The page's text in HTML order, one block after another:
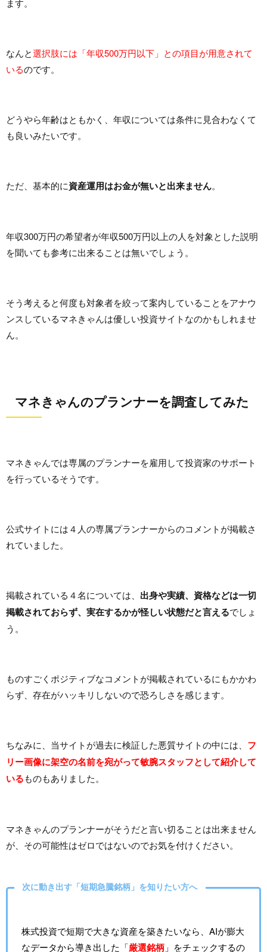
なんと選択肢には「年収500万円以下」との項目が用意されて
いるのです。
どうやら年齢はともかく、年収については条件に見合わなくて
も良いみたいです。
ただ、基本的に資産運用はお金が無いと出来ません。
年収300万円の希望者が年収500万円以上の人を対象とした説明
を聞いても参考に出来ることは無いでしょう。
そう考えると何度も対象者を絞って案内していることをアナウ
ンスしているマネきゃんは優しい投資サイトなのかもしれませ
ん。
マネきゃんのプランナーを調査してみた
マネきゃんでは専属のプランナーを雇用して投資家のサポート
を行っているそうです。
公式サイトには４人の専属プランナーからのコメントが掲載さ
れていました。
掲載されている４名については、 出身や実績、資格などは一切
掲載されておらず、実在するかが怪しい状態だと言えるでしょ
う。
ものすごくポジティブなコメントが掲載されているにもかかわ
らず、存在がハッキリしないので恐ろしさを感じます。
ちなみに、当サイトが過去に検証した悪質サイトの中には、 フ
リー画像に架空の名前を宛がって敏腕スタッフとして紹介して
いるものもありました。
マネきゃんのプランナーがそうだと言い切ることは出来ません
が、その可能性はゼロではないのでお気を付けください。
次に動き出す「短期急騰銘柄」を知りたい方へ
株式投資で短期で大きな資産を築きたいなら、AIが膨大
なデータから導き出した「厳選銘柄」をチェックするの